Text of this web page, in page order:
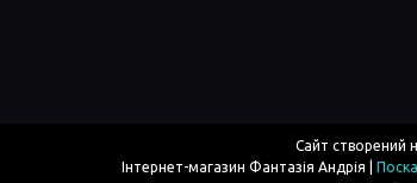
Сайт створений